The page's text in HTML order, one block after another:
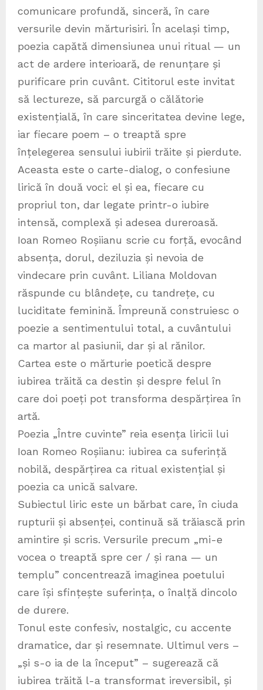
comunicare profundă, sinceră, în care
versurile devin mărturisiri. În același timp,
poezia capătă dimensiunea unui ritual — un
act de ardere interioară, de renunțare și
purificare prin cuvânt. Cititorul este invitat
să lectureze, să parcurgă o călătorie
existențială, în care sinceritatea devine lege,
iar fiecare poem – o treaptă spre
înțelegerea sensului iubirii trăite și pierdute.
Aceasta este o carte-dialog, o confesiune
lirică în două voci: el și ea, fiecare cu
propriul ton, dar legate printr-o iubire
intensă, complexă și adesea dureroasă.
Ioan Romeo Roșiianu scrie cu forță, evocând
absența, dorul, deziluzia și nevoia de
vindecare prin cuvânt. Liliana Moldovan
răspunde cu blândețe, cu tandrețe, cu
luciditate feminină. Împreună construiesc o
poezie a sentimentului total, a cuvântului
ca martor al pasiunii, dar și al rănilor.
Cartea este o mărturie poetică despre
iubirea trăită ca destin și despre felul în
care doi poeți pot transforma despărțirea în
artă.
Poezia „Între cuvinte” reia esența liricii lui
Ioan Romeo Roșiianu: iubirea ca suferință
nobilă, despărțirea ca ritual existențial și
poezia ca unică salvare.
Subiectul liric este un bărbat care, în ciuda
rupturii și absenței, continuă să trăiască prin
amintire și scris. Versurile precum „mi-e
vocea o treaptă spre cer / și rana — un
templu” concentrează imaginea poetului
care își sfințește suferința, o înalță dincolo
de durere.
Tonul este confesiv, nostalgic, cu accente
dramatice, dar și resemnate. Ultimul vers –
„și s-o ia de la început” – sugerează că
iubirea trăită l-a transformat ireversibil, și